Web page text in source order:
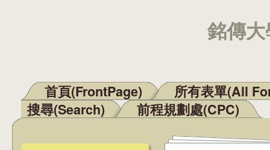
銘傳
Main menu
首頁(FrontPage)
所有表單(All
搜尋(Search)
前程規劃處(CPC)